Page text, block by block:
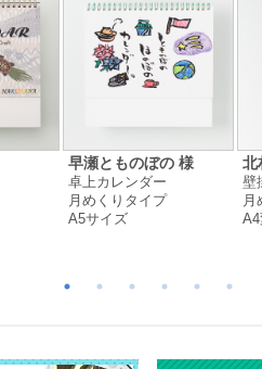
早瀬とものぼの 様
卓上カレンダー
月めくりタイプ
A5サイズ
壁
月